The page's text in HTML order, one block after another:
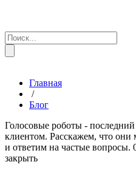
Главная
/
Блог
Голосовые роботы -
клиентом. Расскажем, что они
и ответим на частые вопросы.
закрыть